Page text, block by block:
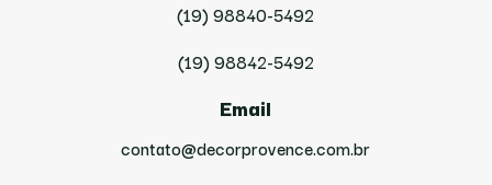
(19) 98840-5492
(19) 98842-5492
Email
contato@decorprovence.com.br